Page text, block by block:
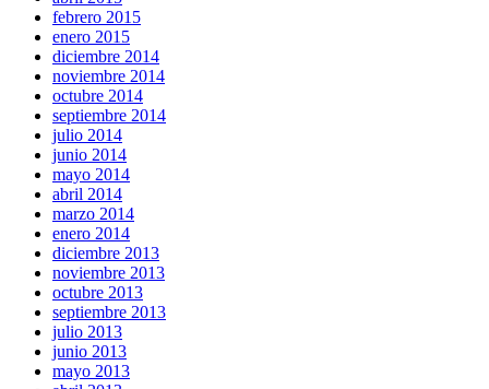
febrero 2015
enero 2015
diciembre 2014
noviembre 2014
octubre 2014
septiembre 2014
julio 2014
junio 2014
mayo 2014
abril 2014
marzo 2014
enero 2014
diciembre 2013
noviembre 2013
octubre 2013
septiembre 2013
julio 2013
junio 2013
mayo 2013